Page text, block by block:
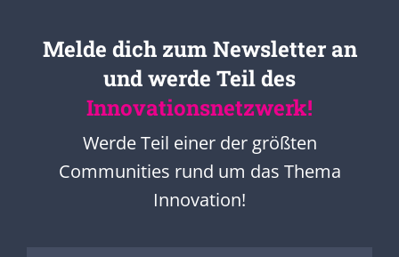
Melde dich zum Newsletter an
und werde Teil des
Innovationsnetzwerk!
Werde Teil einer der größten
Communities rund um das Thema
Innovation!